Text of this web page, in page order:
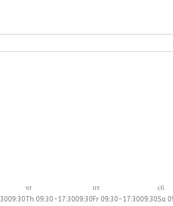
чт пт сб
09:30Th 09:30-17:3009:30Fr 09:30-17:3009:30Sa